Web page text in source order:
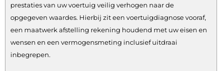
prestaties van uw voertuig veilig verhogen naar de
opgegeven waardes. Hierbij zit een voertuigdiagnose vooraf,
een maatwerk afstelling rekening houdend met uw eisen en
wensen en een vermogensmeting inclusief uitdraai
inbegrepen.